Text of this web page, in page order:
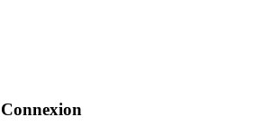
Connexion